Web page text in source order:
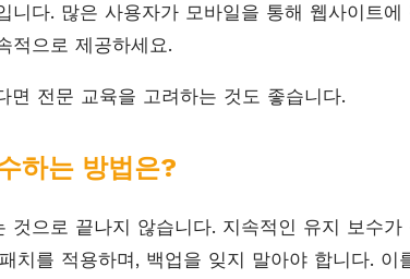
니다. 많은 사용자가 모바일을 통해 웹사이트에
적으로 제공하세요.
면 전문 교육을 고려하는 것도 좋습니다.
하는 방법은?
것으로 끝나지 않습니다. 지속적인 유지 보수
치를 적용하며, 백업을 잊지 말아야 합니다. 이